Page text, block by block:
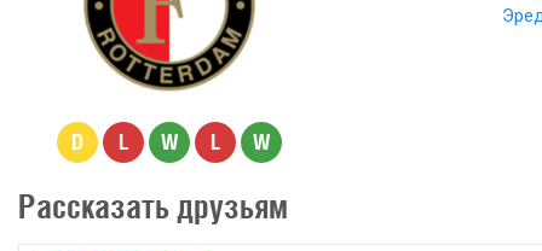
D L W L W
Рассказать друзьям